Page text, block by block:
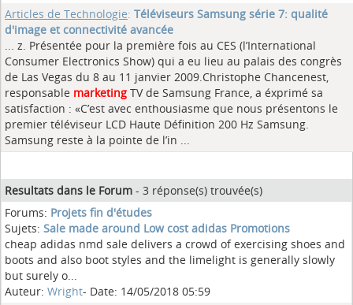
Articles de Technologie: Téléviseurs Samsung série 7: qualité
d'image et connectivité avancée
... z. Présentée pour la première fois au CES (l’International
Consumer Electronics Show) qui a eu lieu au palais des congrès
de Las Vegas du 8 au 11 janvier 2009.Christophe Chancenest,
responsable marketing TV de Samsung France, a éxprimé sa
satisfaction : «C’est avec enthousiasme que nous présentons le
premier téléviseur LCD Haute Définition 200 Hz Samsung.
Samsung reste à la pointe de l’in ...
Resultats dans le Forum - 3 réponse(s) trouvée(s)
Forums: Projets fin d'études
Sujets: Sale made around Low cost adidas Promotions
cheap adidas nmd sale delivers a crowd of exercising shoes and
boots and also boot styles and the limelight is generally slowly
but surely o...
Auteur: Wright- Date: 14/05/2018 05:59